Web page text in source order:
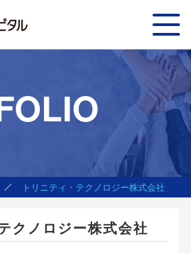
トリニティ・テクノロジー株式会社
クノロジー株式会社